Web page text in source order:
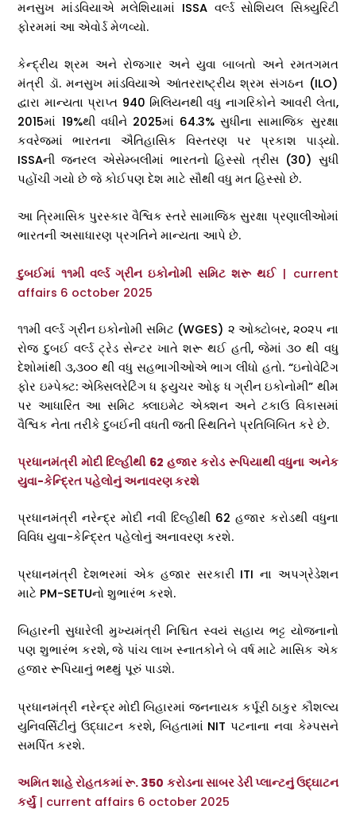
મનસુખ માંડવિયાએ મલેશિયામાં ISSA વર્લ્ડ સોશિયલ સિક્યુરિટી
ફોરમમાં આ એવોર્ડ મેળવ્યો.
કેન્દ્રીય શ્રમ અને રોજગાર અને યુવા બાબતો અને રમતગમત
મંત્રી ડૉ. મનસુખ માંડવિયાએ આંતરરાષ્ટ્રીય શ્રમ સંગઠન (ILO)
દ્વારા માન્યતા પ્રાપ્ત 940 મિલિયનથી વધુ નાગરિકોને આવરી લેતા,
2015માં 19%થી વધીને 2025માં 64.3% સુધીના સામાજિક સુરક્ષા
કવરેજમાં ભારતના ઐતિહાસિક વિસ્તરણ પર પ્રકાશ પાડ્યો.
ISSAની જનરલ એસેમ્બલીમાં ભારતનો હિસ્સો ત્રીસ (30) સુધી
પહોંચી ગયો છે જે કોઈપણ દેશ માટે સૌથી વધુ મત હિસ્સો છે.
આ ત્રિમાસિક પુરસ્કાર વૈશ્વિક સ્તરે સામાજિક સુરક્ષા પ્રણાલીઓમાં
ભારતની અસાધારણ પ્રગતિને માન્યતા આપે છે.
દુબઈમાં ૧૧મી વર્લ્ડ ગ્રીન ઇકોનોમી સમિટ શરૂ થઈ| current
affairs 6 october 2025
૧૧મી વર્લ્ડ ગ્રીન ઇકોનોમી સમિટ (WGES) ૨ ઓક્ટોબર, ૨૦૨૫ ના
રોજ દુબઈ વર્લ્ડ ટ્રેડ સેન્ટર ખાતે શરૂ થઈ હતી, જેમાં ૩૦ થી વધુ
દેશોમાંથી ૩,૩૦૦ થી વધુ સહભાગીઓએ ભાગ લીધો હતો. “ઇનોવેટિંગ
ફોર ઇમ્પેક્ટ: એક્સિલરેટિંગ ધ ફ્યુચર ઓફ ધ ગ્રીન ઇકોનોમી” થીમ
પર આધારિત આ સમિટ ક્લાઇમેટ એક્શન અને ટકાઉ વિકાસમાં
વૈશ્વિક નેતા તરીકે દુબઈની વધતી જતી સ્થિતિને પ્રતિબિંબિત કરે છે.
પ્રધાનમંત્રી મોદી દિલ્હીથી 62 હજાર કરોડ રૂપિયાથી વધુના અનેક
યુવા-કેન્દ્રિત પહેલોનું અનાવરણ કરશે
પ્રધાનમંત્રી નરેન્દ્ર મોદી નવી દિલ્હીથી 62 હજાર કરોડથી વધુના
વિવિધ યુવા-કેન્દ્રિત પહેલોનું અનાવરણ કરશે.
પ્રધાનમંત્રી દેશભરમાં એક હજાર સરકારી ITI ના અપગ્રેડેશન
માટે PM-SETUનો શુભારંભ કરશે.
બિહારની સુધારેલી મુખ્યમંત્રી નિશ્ચિત સ્વયં સહાય ભટ્ટ યોજનાનો
પણ શુભારંભ કરશે, જે પાંચ લાખ સ્નાતકોને બે વર્ષ માટે માસિક એક
હજાર રૂપિયાનું ભથ્થું પૂરું પાડશે.
પ્રધાનમંત્રી નરેન્દ્ર મોદી બિહારમાં જનનાયક કર્પૂરી ઠાકુર કૌશલ્ય
યુનિવર્સિટીનું ઉદ્ઘાટન કરશે, બિહતામાં NIT પટનાના નવા કેમ્પસને
સમર્પિત કરશે.
અમિત શાહે રોહતકમાં રૂ. 350 કરોડના સાબર ડેરી પ્લાન્ટનું ઉદ્ઘાટન
કર્યું| current affairs 6 october 2025